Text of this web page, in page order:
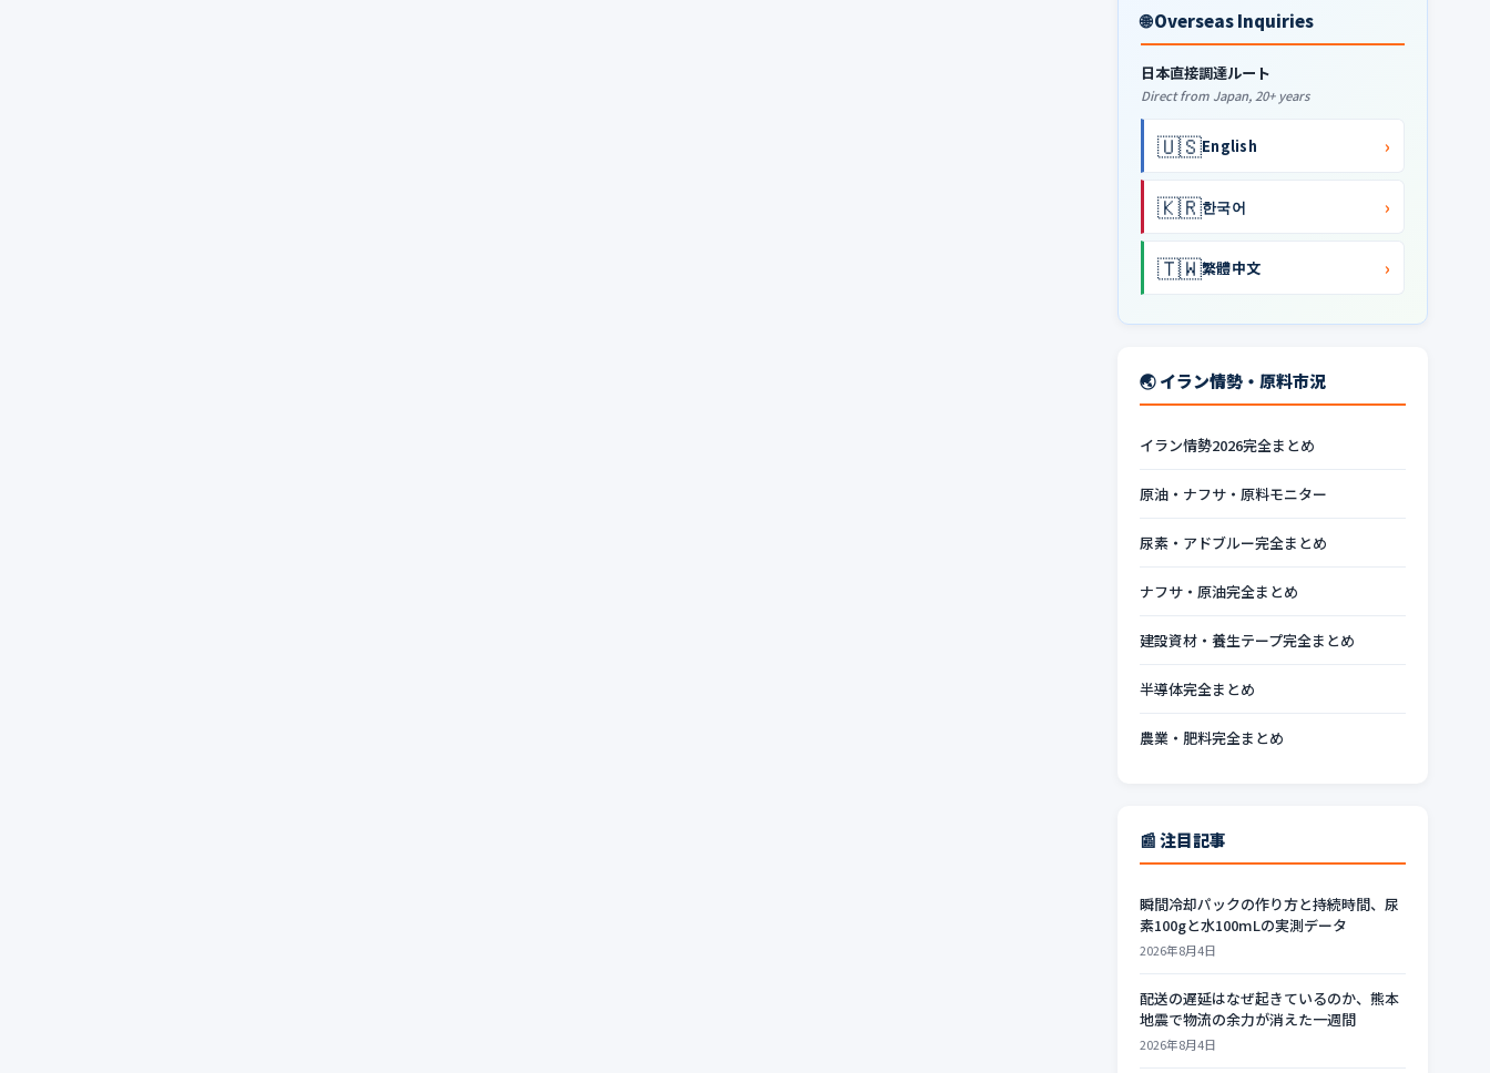
🌐 Overseas Inquiries
日本直接調達ルート
Direct from Japan, 20+ years
🇺🇸English ›
🇰🇷한국어 ›
🇹🇼繁體中文 ›
🌏 イラン情勢・原料市況
イラン情勢2026完全まとめ
原油・ナフサ・原料モニター
尿素・アドブルー完全まとめ
ナフサ・原油完全まとめ
建設資材・養生テープ完全まとめ
半導体完全まとめ
農業・肥料完全まとめ
📰 注目記事
瞬間冷却パックの作り方と持続時間、尿
素100gと水100mLの実測データ
2026年8月4日
配送の遅延はなぜ起きているのか、熊本
地震で物流の余力が消えた一週間
2026年8月4日